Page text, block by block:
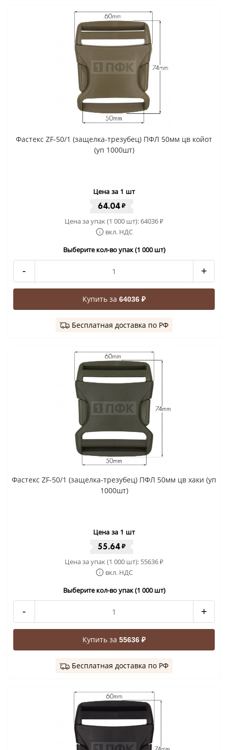
Фастекс ZF-50/1 (защелка-трезубец) ПФЛ 50мм цв койот
(уп 1000шт)
Цена за 1 шт
64.04 ₽
Цена за упак (1 000 шт):64036₽
вкл. НДС
Выберите кол-во упак (1 000 шт)
- +
Купить за 64036 ₽
Бесплатная доставка по РФ
Фастекс ZF-50/1 (защелка-трезубец) ПФЛ 50мм цв хаки (уп
1000шт)
Цена за 1 шт
55.64 ₽
Цена за упак (1 000 шт): 55636₽
вкл. НДС
Выберите кол-во упак (1 000 шт)
- +
Купить за 55636 ₽
Бесплатная доставка по РФ